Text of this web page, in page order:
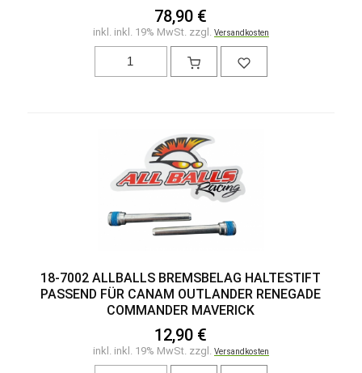
78,90 €
inkl. inkl. 19% MwSt. zzgl. Versandkosten
18-7002 ALLBALLS BREMSBELAG HALTESTIFT
PASSEND FÜR CANAM OUTLANDER RENEGADE
COMMANDER MAVERICK
12,90 €
inkl. inkl. 19% MwSt. zzgl. Versandkosten